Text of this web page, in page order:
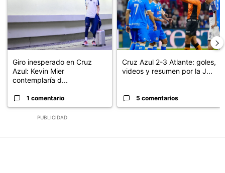
PUBLICIDAD
Giro inesperado en Cruz
Azul: Kevin Mier
contemplaría d...
1 comentario
Cruz Azul 2-3 Atlante: goles,
videos y resumen por la J...
5 comentarios